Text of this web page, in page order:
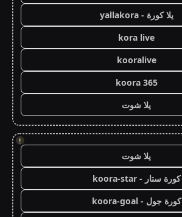
يلا كورة - yallakora
kora live
kooralive
koora 365
يلا شوت
!
يلا شوت
كورة ستار - koora-star
كورة جول - koora-goal